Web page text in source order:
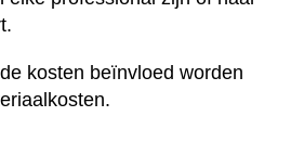
kosten beïnvloed worden